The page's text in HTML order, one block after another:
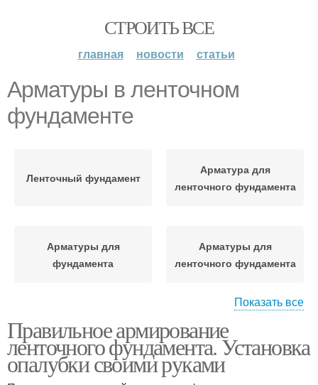
СТРОИТЬ ВСЕ
главная новости статьи
Арматуры в ленточном
фундаменте
Ленточный фундамент
Арматура для
ленточного фундамента
Арматуры для
фундамента
Арматуры для
ленточного фундамента
фундамент
Поперечная арматура
Показать все
Правильное армирование
ленточного фундамента. Установка
опалубки своими руками